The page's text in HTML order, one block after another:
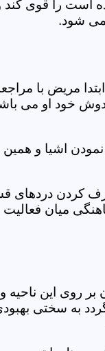
است را قوی
می شود.
مریض با
خود او می
اشیا و
برطرف کردن
میان
این ناحیه
به سختی